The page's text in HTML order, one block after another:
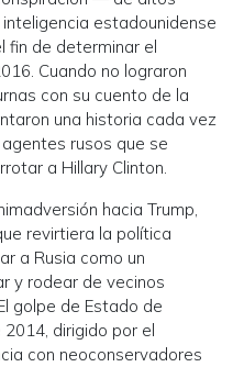
estadounidense
fin de determinar el
Cuando no lograron
con su cuento de la
una historia cada vez
rusos que se
a Hillary Clinton.
hacia Trump,
revirtiera la política
a Rusia como un
y rodear de vecinos
golpe de Estado de
dirigido por el
con neoconservadores